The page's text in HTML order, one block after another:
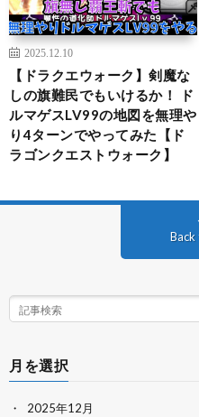
2025.12.10
【ドラクエウォーク】剣魔な
しの旗難民でもいけるか！ ド
ルマゲスLV99の地図を無理や
り4ターンでやってみた【ド
ラゴンクエストウォーク】
月を選択
2025年12月